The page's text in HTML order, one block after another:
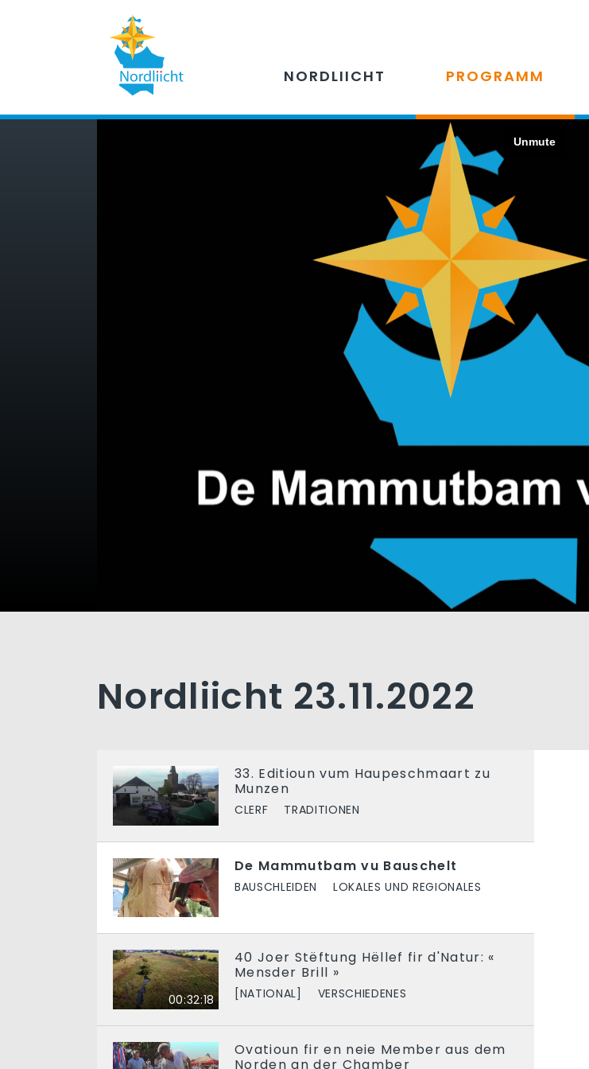
NORDLIICHT PROGRAMM
Nordliicht 23.11.2022
33. Editioun vum Haupeschmaart zu
Munzen
CLERF TRADITIONEN
De Mammutbam vu Bauschelt
BAUSCHLEIDEN LOKALES UND REGIONALES
00:32:18
40 Joer Stëftung Hëllef fir d'Natur: «
Mensder Brill »
[NATIONAL] VERSCHIEDENES
Ovatioun fir en neie Member aus dem
Norden an der Chamber